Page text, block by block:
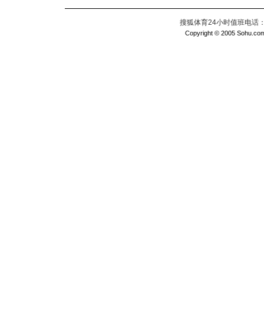
搜狐体育24小时值班电话
Copyright © 2005